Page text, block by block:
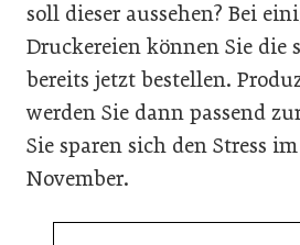
soll dieser aussehen? Bei
Druckereien können Sie die
bereits jetzt bestellen.
werden Sie dann passend
Sie sparen sich den Stress
November.